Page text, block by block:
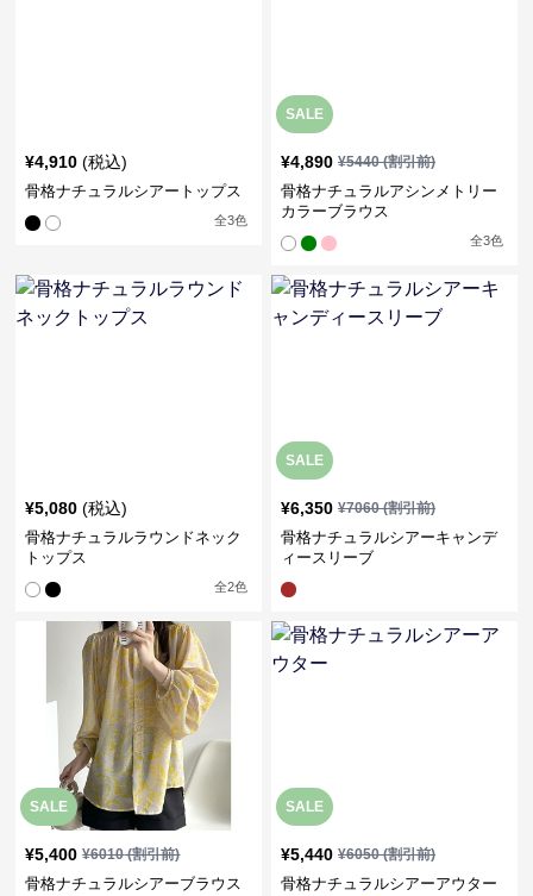
¥4,910 (税込)
骨格ナチュラルシアートップス
全3色
SALE
¥4,890 ¥5440(割引前)
骨格ナチュラルアシンメトリー
カラーブラウス
全3色
¥5,080 (税込)
骨格ナチュラルラウンドネック
トップス
全2色
SALE
¥6,350 ¥7060(割引前)
骨格ナチュラルシアーキャンデ
ィースリーブ
SALE
¥5,400 ¥6010(割引前)
骨格ナチュラルシアーブラウス
SALE
¥5,440 ¥6050(割引前)
骨格ナチュラルシアーアウター